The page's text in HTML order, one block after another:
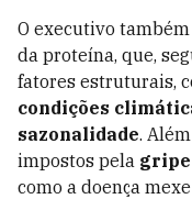
O executivo
da proteína, que,
fatores estruturais,
condições
sazonalidade.
impostos pela
como a doença